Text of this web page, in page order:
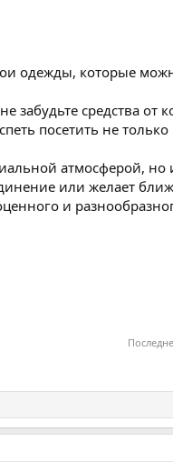
одежды, которые
забудьте средства от
посетить не
атмосферой, но
или желает
и